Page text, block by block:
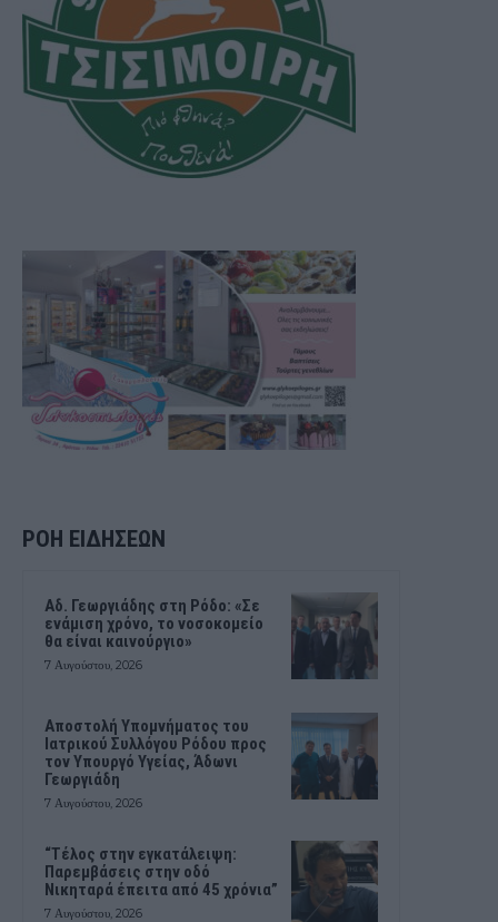
ΡΟΗ ΕΙΔΗΣΕΩΝ
Αδ. Γεωργιάδης στη Ρόδο: «Σε
ενάμιση χρόνο, το νοσοκομείο
θα είναι καινούργιο»
7 Αυγούστου, 2026
Αποστολή Υπομνήματος του
Ιατρικού Συλλόγου Ρόδου προς
τον Υπουργό Υγείας, Άδωνι
Γεωργιάδη
7 Αυγούστου, 2026
“Τέλος στην εγκατάλειψη:
Παρεμβάσεις στην οδό
Νικηταρά έπειτα από 45 χρόνια”
7 Αυγούστου, 2026